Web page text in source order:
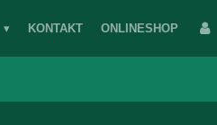
KONTAKT ONLINESHOP